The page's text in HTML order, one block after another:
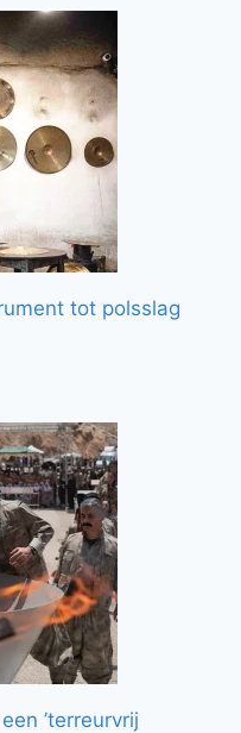
tot polsslag
’terreurvrij